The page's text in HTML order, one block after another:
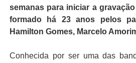
semanas para iniciar a gravação
formado há 23 anos pelos
Hamilton Gomes, Marcelo
Conhecida por ser uma das